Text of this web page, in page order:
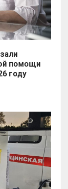
помощи
году